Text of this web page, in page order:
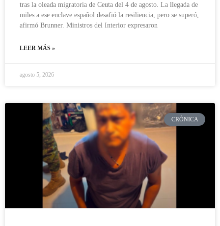
tras la oleada migratoria de Ceuta del 4 de agosto. La llegada de
miles a ese enclave español desafió la resiliencia, pero se superó,
afirmó Brunner. Ministros del Interior expresaron
LEER MÁS »
agosto 5, 2026
CRÓNICA